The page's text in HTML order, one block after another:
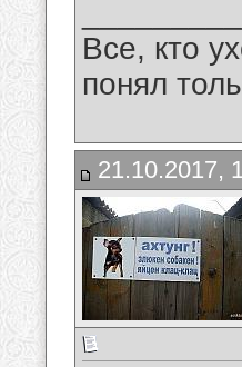
Все, кто
понял
21.10.2017,